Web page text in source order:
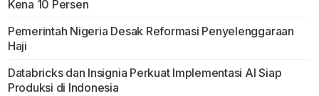
Kena 10 Persen
Pemerintah Nigeria Desak Reformasi Penyelenggaraan
Haji
Databricks dan Insignia Perkuat Implementasi AI Siap
Produksi di Indonesia